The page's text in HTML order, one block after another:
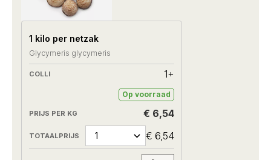
1 kilo per netzak
Glycymeris glycymeris
1+
Op voorraad
€ 6,54
€ 6,54